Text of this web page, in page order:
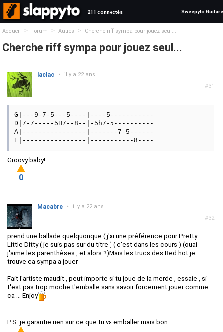
211 connectés Sweepyto Guitare
Accueil > Forum > Autres > Cherche riff sympa pour jouez seul...
Cherche riff sympa pour jouez seul...
#31
laclac • il y a 22 ans
G|---9-7-5---5----|----5-----------
D|7-7-----5H7--8--|-5h7-5----------
A|----------------|-------7-5------
E|----------------|-----------8----
Groovy baby!
0
#32
Macabre • il y a 22 ans
prend une ballade quelquonque ( j'ai une préférence pour Pretty
Little Ditty ( je suis pas sur du titre ) ( c'est dans les cours ) (ouai
j'aime les parenthèses , et alors ?)Mais les trucs des Red hot je
trouve ca sympa a jouer
Fait l'artiste maudit , peut importe si tu joue de la merde , essaie , si
t'est pas trop moche t'emballe sans savoir forcement jouer comme
ca ... Enjoy
P.S: je garantie rien sur ce que tu va emballer mais bon ...